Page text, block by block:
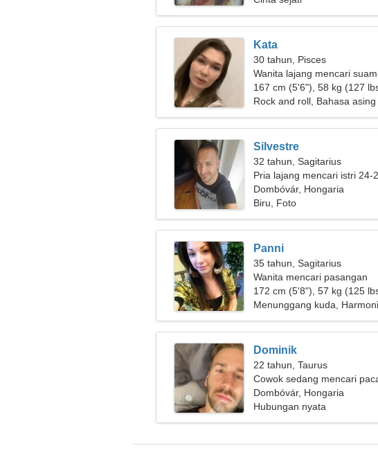
Kata
30 tahun, Pisces
Wanita lajang mencari
167 cm (5'6"), 58 kg (127
Rock and roll, Bahasa asing
Silvestre
32 tahun, Sagitarius
Pria lajang mencari istri 24-
Dombóvár, Hongaria
Biru, Foto
Panni
35 tahun, Sagitarius
Wanita mencari pasangan
172 cm (5'8"), 57 kg (125
Menunggang kuda,
Dominik
22 tahun, Taurus
Cowok sedang mencari
Dombóvár, Hongaria
Hubungan nyata